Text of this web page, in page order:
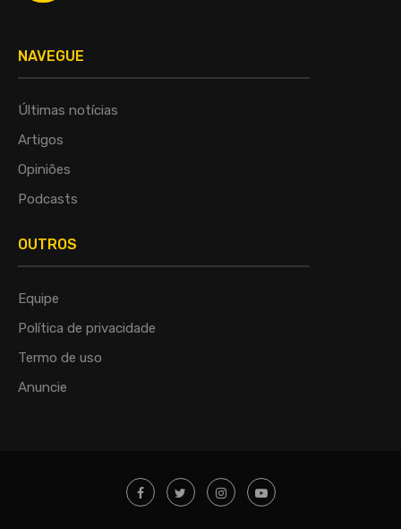
NAVEGUE
Últimas notícias
Artigos
Opiniões
Podcasts
OUTROS
Equipe
Política de privacidade
Termo de uso
Anuncie